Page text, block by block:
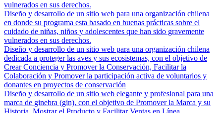
vulnerados en sus derechos.
Diseño y desarrollo de un sitio web para una organización chilena
en donde su programa esta basado en buenas prácticas sobre el
cuidado de niñas, niños y adolescentes que han sido gravemente
vulnerados en sus derechos.
Diseño y desarrollo de un sitio web para una organización chilena
dedicada a proteger las aves y sus ecosistemas, con el objetivo de
Crear Conciencia y Promover la Conservación, Facilitar la
Colaboración y Promover la participación activa de voluntarios y
donantes en proyectos de conservación
Diseño y desarrollo de un sitio web elegante y profesional para una
marca de ginebra (gin), con el objetivo de Promover la Marca y su
Historia, Mostrar el Producto y Facilitar Ventas en Línea